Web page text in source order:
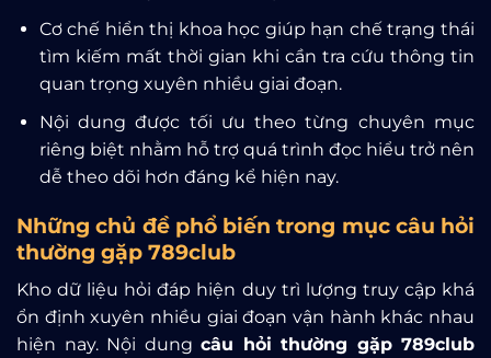
Cơ chế hiển thị khoa học giúp hạn chế trạng thái
tìm kiếm mất thời gian khi cần tra cứu thông tin
quan trọng xuyên nhiều giai đoạn.
Nội dung được tối ưu theo từng chuyên mục
riêng biệt nhằm hỗ trợ quá trình đọc hiểu trở nên
dễ theo dõi hơn đáng kể hiện nay.
Những chủ đề phổ biến trong mục câu hỏi
thường gặp 789club
Kho dữ liệu hỏi đáp hiện duy trì lượng truy cập khá
ổn định xuyên nhiều giai đoạn vận hành khác nhau
hiện nay. Nội dung câu hỏi thường gặp 789club